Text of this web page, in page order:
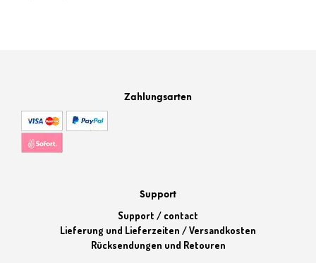
Zahlungsarten
Support
Support / contact
Lieferung und Lieferzeiten / Versandkosten
Rücksendungen und Retouren